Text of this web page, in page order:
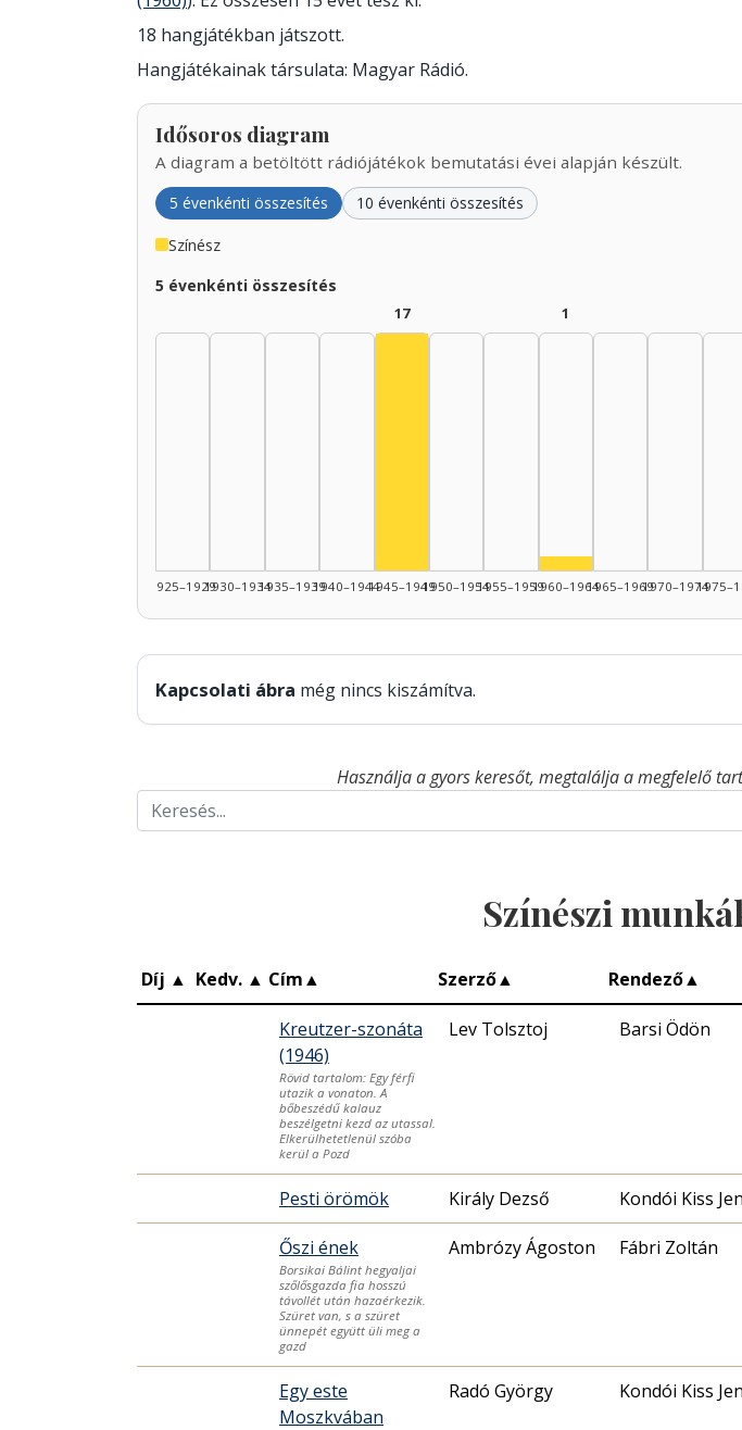
18 hangjátékban játszott.
Hangjátékainak társulata: Magyar Rádió.
Idősoros diagram
A diagram a betöltött rádiójátékok bemutatási évei alapján készült.
5 évenkénti összesítés 10 évenkénti összesítés
Színész
5 évenkénti összesítés
1925–19291930–19341935–19391940–1944
17
1945–19491950–19541955–1959
1
Színész, 1960–1964: 1
1960–19641965–19691970–1974
Kapcsolati ábra még nincs kiszámítva.
Használja a gyors keresőt, megtalálja a megfelelő
Színészi
Díj ▲ Kedv. ▲ Cím▲ Szerző▲ Rendező▲
Kreutzer-szonáta
(1946)
Rövid tartalom: Egy férfi
utazik a vonaton. A
bőbeszédű kalauz
beszélgetni kezd az utassal.
Elkerülhetetlenül szóba
kerül a Pozd
Lev Tolsztoj Barsi Ödön
Pesti örömök Király Dezső Kondói Kiss
Őszi ének
Borsikai Bálint hegyaljai
szőlősgazda fia hosszú
távollét után hazaérkezik.
Szüret van, s a szüret
ünnepét együtt üli meg a
gazd
Ambrózy Ágoston Fábri Zoltán
Egy este
Moszkvában
Radó György Kondói Kiss